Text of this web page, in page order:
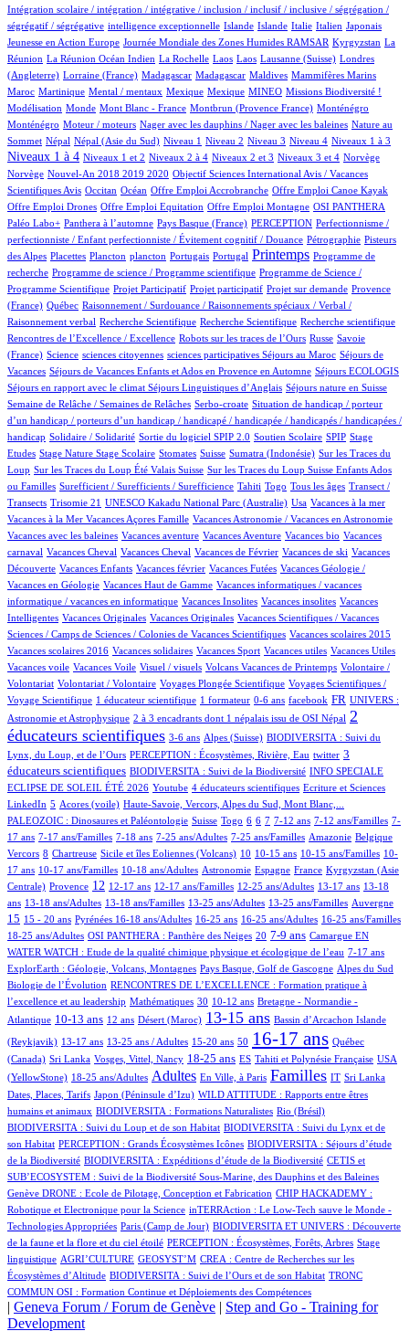
Intégration scolaire / intégration / intégrative / inclusion / inclusif / inclusive / ségrégation /
ségrégatif / ségrégative
1/1053 intelligence exceptionnelle
10/1053 Islande
9/1053 Islande
17/1053 Italie
85/1053 Italien
6/1053 Japonais
2/1053
Jeunesse en Action Europe
5/1053 Journée Mondiale des Zones Humides RAMSAR
102/1053 Kyrgyzstan
6/1053
La
Réunion
4/1053La Réunion Océan Indien
1/1053 La Rochelle
1/1053 Laos
1/1053 Laos
2/1053 Lausanne (Suisse)
55/1053
Londres
(Angleterre)
2/1053 Lorraine (France)
5/1053 Madagascar
5/1053 Madagascar
1/1053 Maldives
1/1053 Mammifères Marins
10/1053
Maroc
10/1053Martinique
1/1053 Mental / mentaux
1/1053 Mexique
1/1053 Mexique
46/1053 MINEO
53/1053 Missions Biodiversité !
1/1053
Modélisation
3/1053 Monde
1/1053 Mont Blanc - France
9/1053 Montbrun (Provence France)
17/1053 Monténégro
17/1053
Monténégro
1/1053 Moteur / moteurs
1/1053 Nager avec les dauphins / Nager avec les baleines
4/1053
Nature au
Sommet
20/1053Népal
20/1053 Népal (Asie du Sud)
18/1053 Niveau 1
12/1053 Niveau 2
15/1053 Niveau 3
120/1053 Niveau 4
156/1053 Niveaux 1 à 3
430/1053
Niveaux 1 à 4
14/1053 Niveaux 1 et 2
70/1053 Niveaux 2 à 4
17/1053 Niveaux 2 et 3
192/1053 Niveaux 3 et 4
2/1053 Norvège
2/1053
Norvège
27/1053Nouvel-An 2018 2019 2020
1/1053
Objectif Sciences International Avis / Vacances
Scientifiques Avis
9/1053 Occitan
198/1053 Océan
1/1053 Offre Emploi Accrobranche
1/1053 Offre Emploi Canoe Kayak
1/1053
Offre Emploi Drones
1/1053 Offre Emploi Equitation
1/1053 Offre Emploi Montagne
112/1053 OSI PANTHERA
109/1053
Paléo Labo+
111/1053 Panthera à l’automne
6/1053 Pays Basque (France)
63/1053 PERCEPTION
1/1053
Perfectionnisme /
perfectionniste / Enfant perfectionniste / Évitement cognitif / Douance
17/1053 Pétrographie
10/1053
Pisteurs
des Alpes
3/1053 Placettes
1/1053 Plancton
1/1053 plancton
13/1053 Portugais
3/1053 Portugal
494/1053 Printemps
1/1053
Programme de
recherche
1/1053 Programme de science / Programme scientifique
2/1053
Programme de Science /
Programme Scientifique
1/1053 Projet Participatif
1/1053 Projet participatif
18/1053 Projet sur demande
88/1053
Provence
(France)
6/1053Québec
1/1053
Raisonnement / Surdouance / Raisonnements spéciaux / Verbal /
Raisonnement verbal
1/1053 Recherche Scientifique
1/1053 Recherche Scientifique
1/1053 Recherche scientifique
1/1053
Rencontres de l’Excellence / Excellence
5/1053 Robots sur les traces de l’Ours
102/1053 Russe
4/1053
Savoie
(France)
18/1053Science
1/1053 sciences citoyennes
1/1053 sciences participatives
1/1053 Séjours au Maroc
100/1053
Séjours de
Vacances
76/1053Séjours de Vacances Enfants et Ados en Provence en Automne
7/1053 Séjours ECOLOGIS
18/1053
Séjours en rapport avec le climat
70/1053 Séjours Linguistiques d’Anglais
14/1053 Séjours nature en Suisse
100/1053
Semaine de Relâche / Semaines de Relâches
17/1053 Serbo-croate
1/1053
Situation de handicap / porteur
d’un handicap / porteurs d’un handicap / handicapé / handicapée / handicapés / handicapées /
handicap
2/1053 Solidaire / Solidarité
3/1053 Sortie du logiciel SPIP 2.0
78/1053 Soutien Scolaire
3/1053 SPIP
1/1053
Stage
Etudes
1/1053Stage Nature
18/1053 Stage Scolaire
1/1053 Stomates
203/1053 Suisse
4/1053 Sumatra (Indonésie)
2/1053
Sur les Traces du
Loup
11/1053Sur les Traces du Loup Été Valais Suisse
8/1053
Sur les Traces du Loup Suisse Enfants Ados
ou Familles
1/1053 Surefficient / Surefficients / Surefficience
62/1053 Tahiti
7/1053 Togo
12/1053 Tous les âges
100/1053
Transect /
Transects
1/1053 Trisomie 21
3/1053 UNESCO Kakadu National Parc (Australie)
18/1053 Usa
1/1053 Vacances à la mer
1/1053
Vacances à la Mer
1/1053 Vacances Açores Famille
65/1053 Vacances Astronomie / Vacances en Astronomie
1/1053
Vacances avec les baleines
1/1053 Vacances aventure
18/1053 Vacances Aventure
1/1053 Vacances bio
1/1053
Vacances
carnaval
108/1053Vacances Cheval
1/1053 Vacances Cheval
31/1053 Vacances de Février
1/1053 Vacances de ski
1/1053
Vacances
Découverte
63/1053 Vacances Enfants
1/1053 Vacances février
2/1053 Vacances Futées
29/1053
Vacances Géologie /
Vacances en Géologie
1/1053 Vacances Haut de Gamme
1/1053
Vacances informatiques / vacances
informatique / vacances en informatique
1/1053 Vacances Insolites
1/1053 Vacances insolites
1/1053
Vacances
Intelligentes
2/1053 Vacances Originales
1/1053 Vacances Originales
18/1053
Vacances Scientifiques / Vacances
Sciences / Camps de Sciences / Colonies de Vacances Scientifiques
1/1053 Vacances scolaires 2015
1/1053
Vacances scolaires 2016
1/1053 Vacances solidaires
1/1053 Vacances Sport
1/1053 Vacances utiles
1/1053 Vacances Utiles
1/1053
Vacances voile
1/1053 Vacances Voile
1/1053 Visuel / visuels
20/1053 Volcans Vacances de Printemps
1/1053
Volontaire /
Volontariat
1/1053 Volontariat / Volontaire
84/1053 Voyages Plongée Scientifique
18/1053
Voyages Scientifiques /
Voyage Scientifique
134/1053 1 éducateur scientifique
6/1053 1 formateur
2/1053 0-6 ans
14/1053 facebook
308/1053 FR
69/1053
UNIVERS :
Astronomie et Astrophysique
11/1053 2 à 3 encadrants dont 1 népalais issu de OSI Népal
604/1053
2
éducateurs scientifiques
12/1053 3-6 ans
175/1053 Alpes (Suisse)
58/1053
BIODIVERSITA : Suivi du
Lynx, du Loup, et de l’Ours
17/1053 PERCEPTION : Écosystèmes, Rivière, Eau
3/1053 twitter
309/1053
3
éducateurs scientifiques
78/1053 BIODIVERSITA : Suivi de la Biodiversité
33/1053
INFO SPECIALE
ECLIPSE DE SOLEIL ÉTÉ 2026
3/1053 Youtube
40/1053 4 éducateurs scientifiques
2/1053 Ecriture et Sciences
3/1053
LinkedIn
19/1053
5
7/1053 Acores (voile)
11/1053 Haute-Savoie, Vercors, Alpes du Sud, Mont Blanc,...
109/1053
PALEOZOIC : Dinosaures et Paléontologie
2/1053 Suisse
4/1053 Togo
1/1053 6
73/1053 6
105/1053 7
19/1053 7-12 ans
110/1053 7-12 ans/Familles
5/1053
7-
17 ans
26/10537-17 ans/Familles
75/1053 7-18 ans
4/1053 7-25 ans/Adultes
11/1053 7-25 ans/Familles
14/1053 Amazonie
1/1053 Belgique
1/1053
Vercors
118/1053
8
1/1053 Chartreuse
19/1053 Sicile et îles Eoliennes (Volcans)
93/1053 10
3/1053 10-15 ans
4/1053 10-15 ans/Familles
18/1053
10-
17 ans
12/105310-17 ans/Familles
5/1053 10-18 ans/Adultes
36/1053 Astronomie
33/1053 Espagne
8/1053 France
110/1053
Kyrgyzstan (Asie
Centrale)
223/1053Provence
372/1053 12
18/1053 12-17 ans
2/1053 12-17 ans/Familles
2/1053 12-25 ans/Adultes
81/1053 13-17 ans
17/1053
13-18
ans
82/1053
13-18 ans/Adultes
7/1053 13-18 ans/Familles
1/1053 13-25 ans/Adultes
17/1053 13-25 ans/Familles
3/1053 Auvergne
238/1053
15
23/1053
15 - 20 ans
51/1053 Pyrénées
123/1053 16-18 ans/Adultes
3/1053 16-25 ans
4/1053 16-25 ans/Adultes
1/1053 16-25 ans/Familles
16/1053
18-25 ans/Adultes
112/1053 OSI PANTHERA : Panthère des Neiges
45/1053 20
320/1053 7-9 ans
4/1053 Camargue
153/1053 EN
8/1053
WATER WATCH : Etude de la qualité chimique physique et écologique de l’eau
19/1053 7-17 ans
56/1053
ExplorEarth : Géologie, Volcans, Montagnes
14/1053 Pays Basque, Golf de Gascogne
16/1053 Alpes du Sud
5/1053
Biologie de l’Évolution
79/1053
RENCONTRES DE L’EXCELLENCE : Formation pratique à
l’excellence et au leadership
3/1053 Mathématiques
9/1053 30
98/1053 10-12 ans
105/1053
Bretagne - Normandie -
Atlantique
304/105310-13 ans
40/1053 12 ans
6/1053 Désert (Maroc)
572/1053 13-15 ans
1/1053 Bassin d’Arcachon
14/1053
Islande
(Reykjavik)
26/1053 13-17 ans
19/1053 13-25 ans / Adultes
7/1053 15-20 ans
2/1053 50
767/1053 16-17 ans
28/1053
Québec
(Canada)
1/1053 Sri Lanka
7/1053 Vosges, Vittel, Nancy
346/1053 18-25 ans
36/1053 ES
68/1053 Tahiti et Polynésie Française
15/1053
USA
(YellowStone)
186/1053 18-25 ans/Adultes
490/1053 Adultes
1/1053 En Ville, à Paris
579/1053 Familles
8/1053 IT
1/1053 Sri Lanka
5/1053
Dates, Places, Tarifs
5/1053 Japon (Péninsule d’Izu)
9/1053
WILD ATTITUDE : Rapports entre êtres
humains et animaux
41/1053 BIODIVERSITA : Formations Naturalistes
4/1053 Rio (Brésil)
12/1053
BIODIVERSITA : Suivi du Loup et de son Habitat
20/1053
BIODIVERSITA : Suivi du Lynx et de
son Habitat
1/1053 PERCEPTION : Grands Écosystèmes Icônes
21/1053
BIODIVERSITA : Séjours d’étude
de la Biodiversité
10/1053 BIODIVERSITA : Expéditions d’étude de la Biodiversité
96/1053
CETIS et
SUB’ECOSYSTEM : Suivi de la Biodiversité Sous-Marine, des Dauphins et des Baleines
19/1053
Genève
13/1053DRONE : Ecole de Pilotage, Conception et Fabrication
14/1053
CHIP HACKADEMY :
Robotique et Electronique pour la Science
2/1053
inTERRAction : Le Low-Tech sauve le Monde -
Technologies Appropriées
6/1053 Paris (Camp de Jour)
2/1053
BIODIVERSITA ET UNIVERS : Découverte
de la faune et la flore et du ciel étoilé
40/1053 PERCEPTION : Écosystèmes, Forêts, Arbres
3/1053
Stage
linguistique
2/1053 AGRI’CULTURE
2/1053 GEOSYST’M
1/1053
CREA : Centre de Recherches sur les
Écosystèmes d’Altitude
2/1053 BIODIVERSITA : Suivi de l’Ours et de son Habitat
2/1053
TRONC
COMMUN OSI : Formation Continue et Déploiements des Compétences
| Geneva Forum / Forum de Genève | Step and Go - Training for
Development